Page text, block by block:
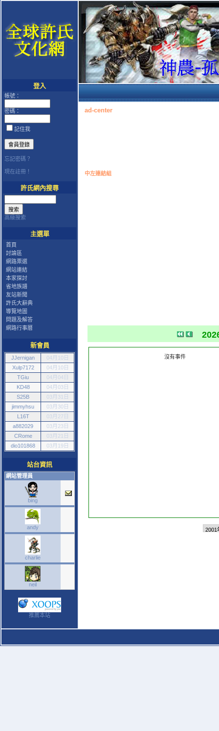
登入
帳號：
密碼：
記住我
忘記密碼？
現在註冊！
許氏網內搜尋
高級搜索
主選單
首頁
討論區
網路票選
網站連結
本家探討
省地族譜
友站新聞
許氏大辭典
導覽地圖
問題及解答
網路行事曆
新會員
JJernigan
04月10日
Xulp7172
04月10日
TGiu
04月04日
KD48
04月03日
S25B
03月31日
jimmyhsu
03月30日
L16T
03月27日
a882029
03月23日
CRome
03月21日
dio101868
03月19日
站台資訊
網站管理員
bing
andy
charlie
neil
推薦本站
ad-center
中左連結組
沒有事件